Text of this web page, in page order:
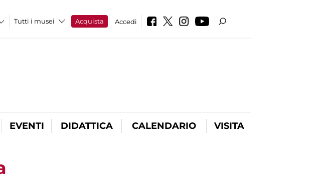
Tutti i musei Acquista Accedi
EVENTI DIDATTICA CALENDARIO VISITA